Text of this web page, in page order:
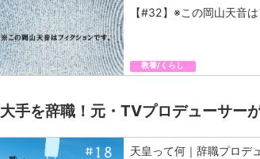
【#32】※この岡山天音
教養/くらし
大手を辞職！元・TVプロデューサー
天皇って何｜辞職プロデ